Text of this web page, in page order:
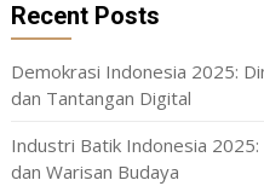
Recent Posts
Demokrasi Indonesia 2025:
dan Tantangan Digital
Industri Batik Indonesia
dan Warisan Budaya